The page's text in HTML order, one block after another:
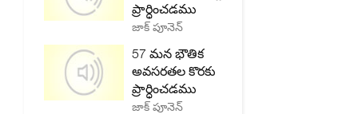
ప్రార్ధించడము
జాక్ పూనెన్
57 మన భౌతిక
అవసరతల కొరకు
ప్రార్ధించడము
జాక్ పూనెన్